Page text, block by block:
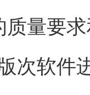
质量要
次软件